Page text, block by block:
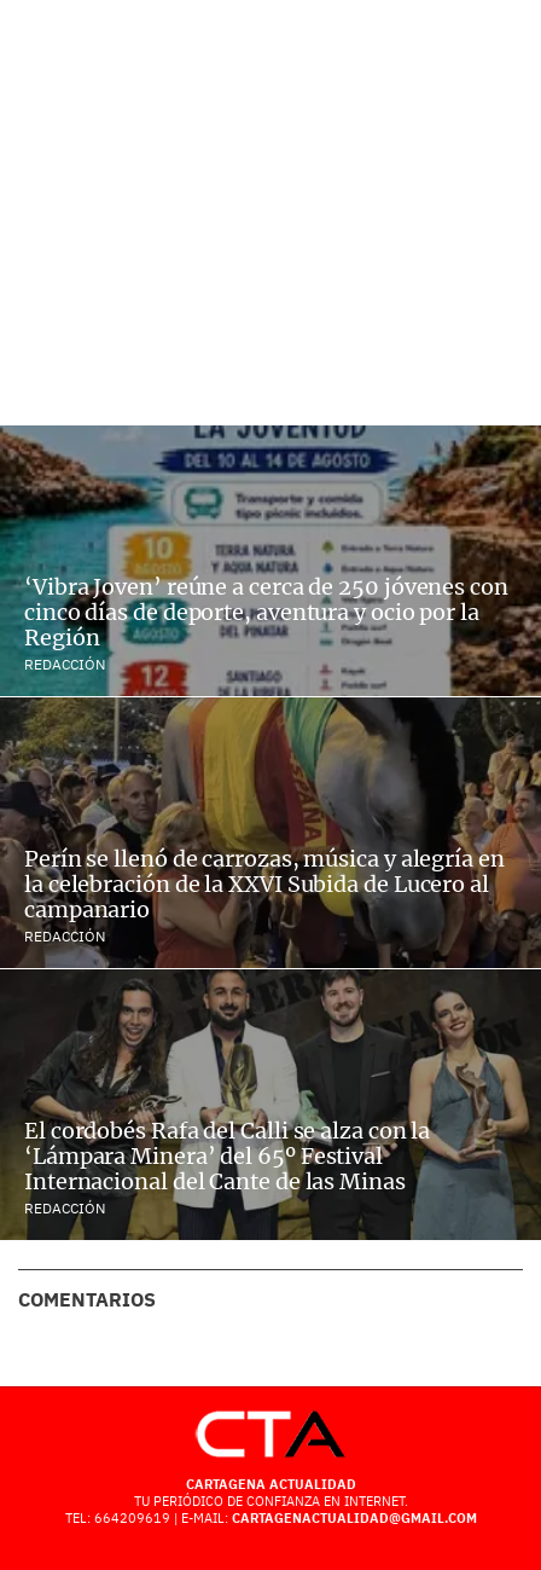
‘Vibra Joven’ reúne a cerca de 250 jóvenes con
cinco días de deporte, aventura y ocio por la
Región
REDACCIÓN
Perín se llenó de carrozas, música y alegría en
la celebración de la XXVI Subida de Lucero al
campanario
REDACCIÓN
El cordobés Rafa del Calli se alza con la
‘Lámpara Minera’ del 65º Festival
Internacional del Cante de las Minas
REDACCIÓN
COMENTARIOS
CARTAGENA ACTUALIDAD
TU PERIÓDICO DE CONFIANZA EN INTERNET.
TEL: 664209619 | E-MAIL: CARTAGENACTUALIDAD@GMAIL.COM